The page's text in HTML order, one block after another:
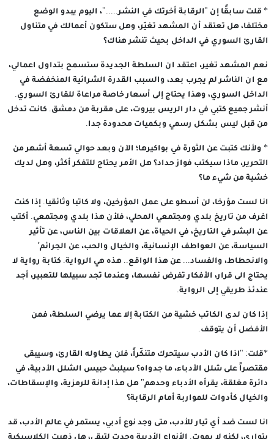
* قلت سابقًا إن "الرقابة أخرتك في النشر....."، اليوم يبدو الوضع
مختلفا، هل تعتقد أن المشهد تغيّر، وهل ستكون أعمالك في متناول
القارئ السوري في الداخل بحيث تنشر هناك؟
نعم المشهد تغير، اعتقد ان السلطة الجديدة ستسمح بتداول اعمالي،
مع ان الناشر لم يجرب بعد، والسبب القدرة الشرائية المنخفضة في
الداخل السوري، وهذا يحتاج إلى أسعار خاصة مراعاة للقارئ السوري.
أنشر جميع كتبي في دار الريس بيروت، على مقربة من دمشق. كانت تدخل
من قبل ليس بشكل رسمي وبكميات محدودة جدا.
* ولأنك كتبت عن الثورة في بواكيرها؛ الآن وبعد حوالي تسعة أشهر من
التحرير، ماذا سيكتب فواز حداد؟ هل الأمر يحتاج للتفكر أكثر، وهل لديك
خشية من شيء ما؟
انا لست مؤرخا، لن أسطو على عمل المؤرخين، ولا كاتبا وثائقيا. إذا كنت
اغرف من تاريخ بلدي ومجتمعي المحلي، فلأن هذا بلدي ومجتمعي. أكتب
عن البشر في التاريخ، في الحياة، عن العلاقات بين الناس، عن تأثير
والانحطاط، والفساد... عن هذا الواقع.. هذه هي الرواية. كتابة رواية لا
يحتاج الى قرار، الأفكار تفرض نفسها، وعندما تجد سبيلها للتعبير، أجد
عندئذ طريقي إلى الرواية.
إذا كان لدى الكاتب خشية من الكتابة إلا عما يرضي السلطة، فمن
الأفضل أن يتوقف.
*قلت: "اذا كان الأدب سيتحرك متنكّراً، فلن يطاوله القارئ، وسيبقى
مقتصراً على شلل الأدباء، ما جدواه؟ سيلبث حبيس الشلل الأدبية، في
دائرة مغلقة، يقرأه الأدباء وحدهم" هل هذا إدانة للرمزية، والإسقاطات،
والخيال كأدوات للمواربة أمام الرقابة؟
انا لست ضد أي تيار للأدب، متى وجد نوع أدبي، يستمر في عالم الأدب، قد